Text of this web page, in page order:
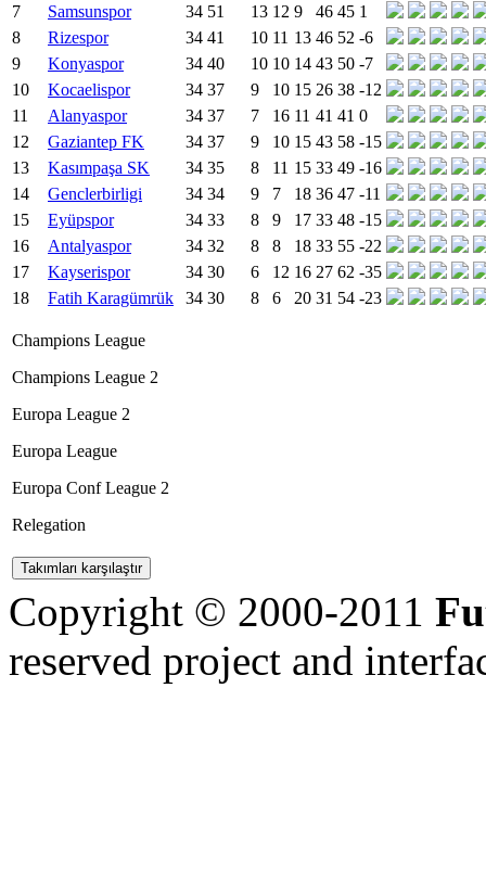
7
Samsunspor 34 51 13 12 9 46 45 1
8
Rizespor 34 41 10 11 13 46 52 -6
9
Konyaspor 34 40 10 10 14 43 50 -7
10
Kocaelispor 34 37 9 10 15 26 38 -12
11
Alanyaspor 34 37 7 16 11 41 41 0
12
Gaziantep FK 34 37 9 10 15 43 58 -15
13
Kasımpaşa SK 34 35 8 11 15 33 49 -16
14
Genclerbirligi 34 34 9 7 18 36 47 -11
15
Eyüpspor 34 33 8 9 17 33 48 -15
16
Antalyaspor 34 32 8 8 18 33 55 -22
17
Kayserispor 34 30 6 12 16 27 62 -35
18
Fatih Karagümrük 34 30 8 6 20 31 54 -23
Champions League
Champions League 2
Europa League 2
Europa League
Europa Conf League 2
Relegation
Copyright © 2000-2011
reserved project and